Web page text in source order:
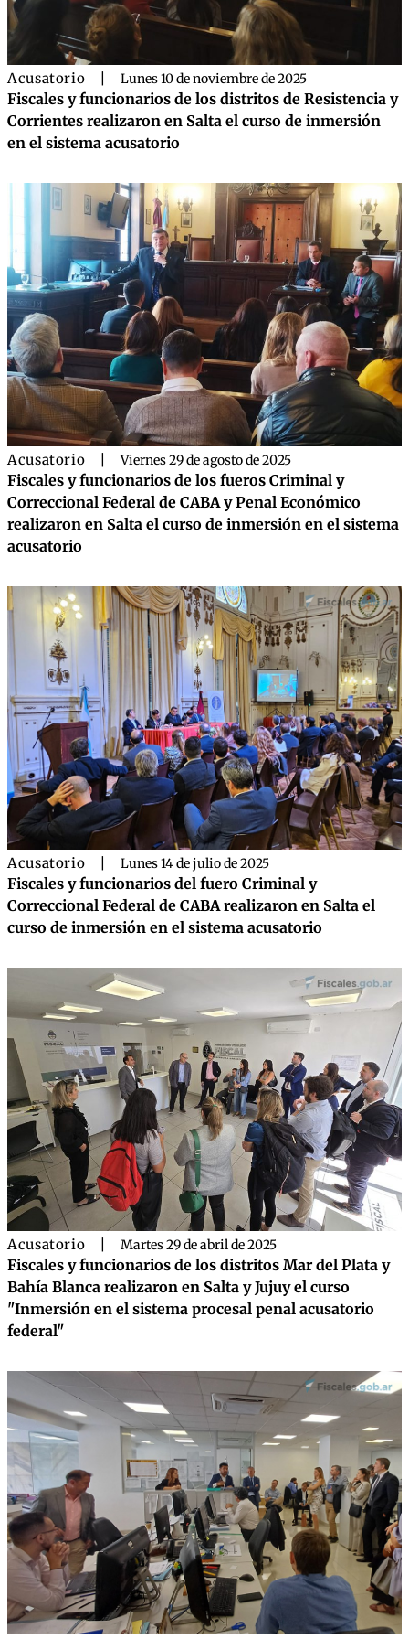
Acusatorio Lunes 10 de noviembre de 2025
Fiscales y funcionarios de los distritos de Resistencia y
Corrientes realizaron en Salta el curso de inmersión
en el sistema acusatorio
Acusatorio Viernes 29 de agosto de 2025
Fiscales y funcionarios de los fueros Criminal y
Correccional Federal de CABA y Penal Económico
realizaron en Salta el curso de inmersión en el sistema
acusatorio
Acusatorio Lunes 14 de julio de 2025
Fiscales y funcionarios del fuero Criminal y
Correccional Federal de CABA realizaron en Salta el
curso de inmersión en el sistema acusatorio
Acusatorio Martes 29 de abril de 2025
Fiscales y funcionarios de los distritos Mar del Plata y
Bahía Blanca realizaron en Salta y Jujuy el curso
"Inmersión en el sistema procesal penal acusatorio
federal"